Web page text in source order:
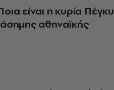
είναι η κυρία Πέγκυ
αθηναϊκής